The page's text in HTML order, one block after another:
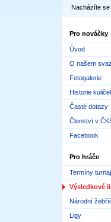
Nacházíte se
Pro nováčky
Úvod
O našem
Fotogalerie
Historie
Časté dotazy
Členství v
Facebook
Pro hráče
Termíny
Výsledkové
Národní
Ligy